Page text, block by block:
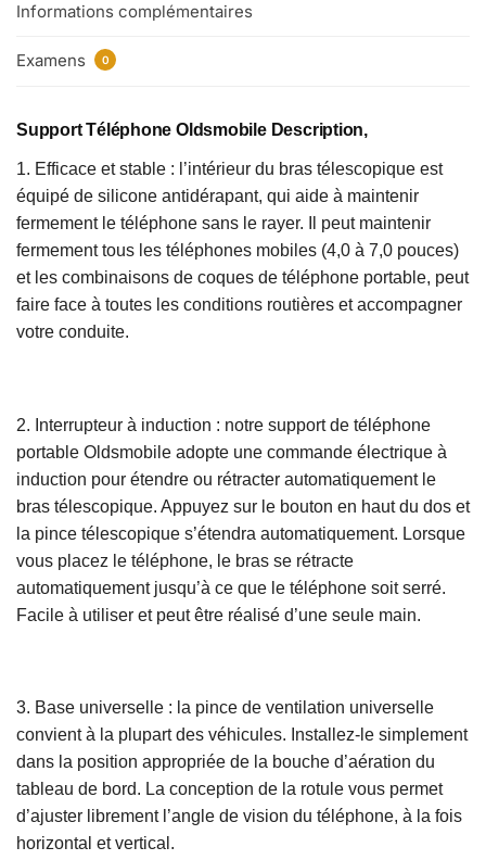
Informations complémentaires
Examens 0
Support Téléphone Oldsmobile Description,
1. Efficace et stable : l’intérieur du bras télescopique est
équipé de silicone antidérapant, qui aide à maintenir
fermement le téléphone sans le rayer. Il peut maintenir
fermement tous les téléphones mobiles (4,0 à 7,0 pouces)
et les combinaisons de coques de téléphone portable, peut
faire face à toutes les conditions routières et accompagner
votre conduite.
2. Interrupteur à induction : notre support de téléphone
portable Oldsmobile adopte une commande électrique à
induction pour étendre ou rétracter automatiquement le
bras télescopique. Appuyez sur le bouton en haut du dos et
la pince télescopique s’étendra automatiquement. Lorsque
vous placez le téléphone, le bras se rétracte
automatiquement jusqu’à ce que le téléphone soit serré.
Facile à utiliser et peut être réalisé d’une seule main.
3. Base universelle : la pince de ventilation universelle
convient à la plupart des véhicules. Installez-le simplement
dans la position appropriée de la bouche d’aération du
tableau de bord. La conception de la rotule vous permet
d’ajuster librement l’angle de vision du téléphone, à la fois
horizontal et vertical.